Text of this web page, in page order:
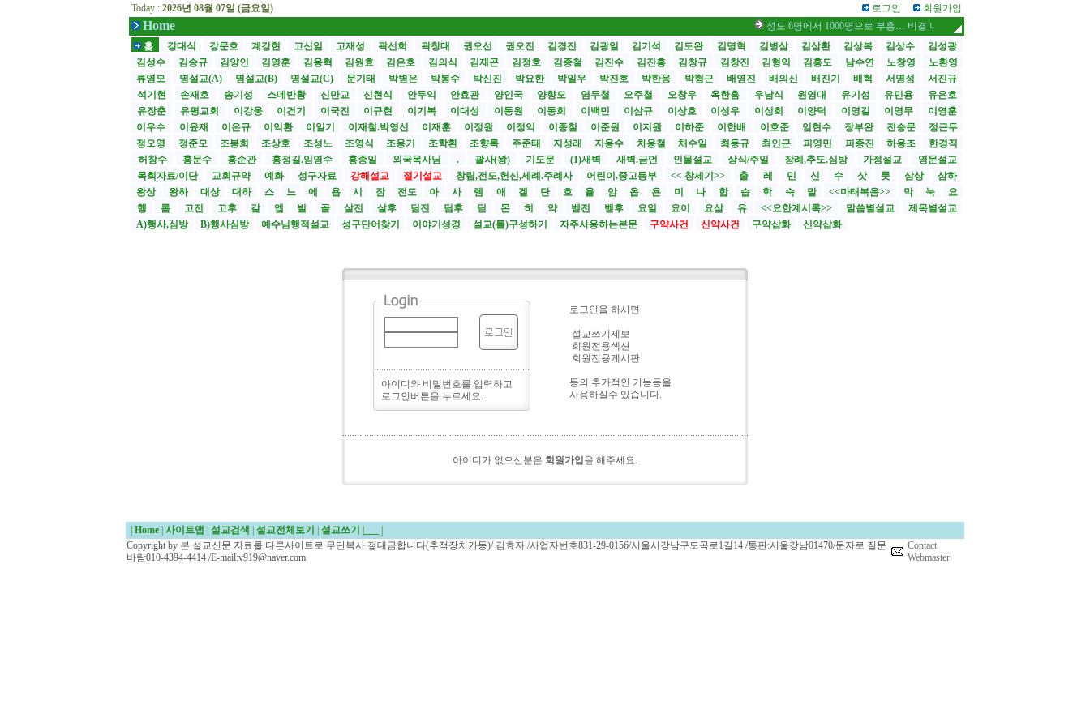
Today : 2026년 08월 07일 (금요일) 로그인 회원가입
Home
성도 6명에서 1000명으로 부흥… 비결 나눕니다 /스틸 대사, 부임 첫날 영락교
홈
강대식 강문호 계강현 고신일 고재성 곽선희 곽창대 권오선 권오진 김경진 김광일 김기석 김도완 김명혁 김병삼 김삼환 김상복 김상수
김성광
김성수
김승규 김양인 김영훈 김용혁 김원효 김은호 김의식 김재곤 김정호 김종철 김진수 김진흥 김창규 김창진 김형익 김홍도 남수연 노창영
노환영
류영모
명설교(A) 명설교(B) 명설교(C) 문기태 박병은 박봉수 박신진 박요한 박일우 박진호 박한응 박형근 배영진 배의신 배진기 배혁 서명성
서진규
석기현
손재호 송기성 스데반황 신만교 신현식 안두익 안효관 양인국 양향모 염두철 오주철 오창우 옥한흠 우남식 원영대 유기성 유민용
유은호
유장춘
유평교회 이강웅 이건기 이국진 이규현 이기복 이대성 이동원 이동희 이백민 이삼규 이상호 이성우 이성희 이양덕 이영길 이영무
이영훈
이우수
이윤재 이은규 이익환 이일기 이재철.박영선 이재훈 이정원 이정익 이종철 이준원 이지원 이하준 이한배 이호준 임현수 장부완 전승문
정근두
정오영
정준모 조봉희 조상호 조성노 조영식 조용기 조학환 조향록 주준태 지성래 지용수 차용철 채수일 최동규 최인근 피영민 피종진 하용조
한경직
허창수
홍문수 홍순관 홍정길.임영수 홍종일 외국목사님 . 괄사(왕) 기도문 (1)새벽 새벽.금언 인물설교 상식/주일 장례,추도.심방 가정설교
영문설교
목회자료/이단
교회규약 예화 성구자료 강해설교 절기설교 창립,전도,헌신,세례.주례사 어린이.중고등부 << 창세기>> 출 레 민 신 수 삿 룻 삼상
삼하
왕상
왕하 대상 대하 스 느 에 욥 시 잠 전도 아 사 렘 애 겔 단 호 욜 암 옵 욘 미 나 합 습 학 슥 말 <<마태복음>> 막 눅
요
행
롬 고전 고후 갈 엡 빌 골 살전 살후 딤전 딤후 딛 몬 히 약 벧전 벧후 요일 요이 요삼 유 <<요한계시록>> 말씀별설교
제목별설교
A)행사,심방
B)행사심방 예수님행적설교 성구단어찾기 이야기성경 설교(틀)구성하기 자주사용하는본문 구약사건 신약사건 구약삽화 신약삽화
아이디와 비밀번호를 입력하고
로그인버튼을 누르세요.
로그인을 하시면
설교쓰기제보
회원전용섹션
회원전용게시판
등의 추가적인 기능등을
사용하실수 있습니다.
아이디가 없으신분은 회원가입 을 해주세요.
Home 사이트맵 설교검색 설교전체보기 설교쓰기
Copyright by 본 설교신문 자료를 다른사이트로 무단복사 절대금합니다(추적장치가동)/ 김효자 /사업자번호831-29-0156/서울시강남구도곡로1길14 /통판:서울강남01470/문자로 질문
바람010-4394-4414 /E-mail:v919@naver.com
Contact
Webmaster